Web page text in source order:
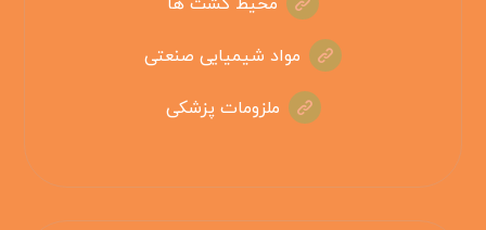
محیط کشت ها
مواد شیمیایی صنعتی
ملزومات پزشکی